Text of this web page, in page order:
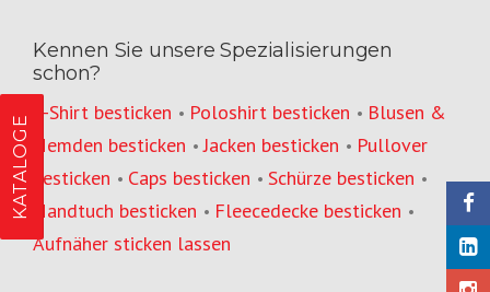
KATALOGE
Kennen Sie unsere Spezialisierungen
schon?
T-Shirt besticken • Poloshirt besticken • Blusen &
Hemden besticken •Jacken besticken • Pullover
besticken • Caps besticken • Schürze besticken •
Handtuch besticken • Fleecedecke besticken •
Aufnäher sticken lassen